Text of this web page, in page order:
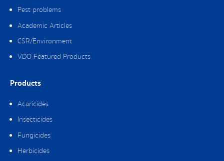
Pest problems
Academic Articles
CSR/Environment
VDO Featured Products
Products
Acaricides
Insecticides
Fungicides
Herbicides